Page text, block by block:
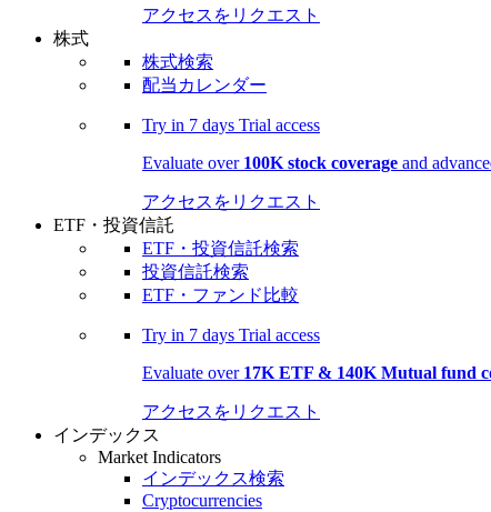
アクセスをリクエスト
株式
株式検索
配当カレンダー
Try in 7 days Trial access
Evaluate over 100K stock coverage and
アクセスをリクエスト
ETF・投資信託
ETF・投資信託検索
投資信託検索
ETF・ファンド比較
Try in 7 days Trial access
Evaluate over 17K ETF & 140K Mutual fund
アクセスをリクエスト
インデックス
Market Indicators
インデックス検索
Cryptocurrencies